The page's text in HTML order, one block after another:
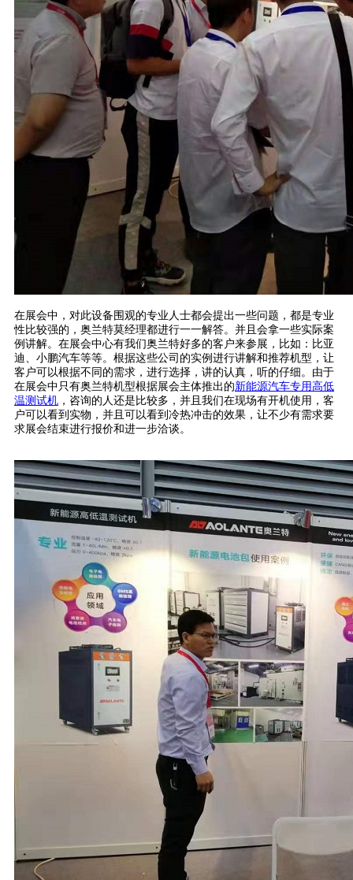
在展会中，对此设备围观的专业人士都会提出一些问题，都是专业
性比较强的，奥兰特莫经理都进行一一解答。并且会拿一些实际案
例讲解。在展会中心有我们奥兰特好多的客户来参展，比如：比亚
迪、小鹏汽车等等。根据这些公司的实例进行讲解和推荐机型，让
客户可以根据不同的需求，进行选择，讲的认真，听的仔细。由于
在展会中只有奥兰特机型根据展会主体推出的新能源汽车专用高低
温测试机 ，咨询的人还是比较多，并且我们在现场有开机使用，客
户可以看到实物，并且可以看到冷热冲击的效果，让不少有需求要
求展会结束进行报价和进一步洽谈。